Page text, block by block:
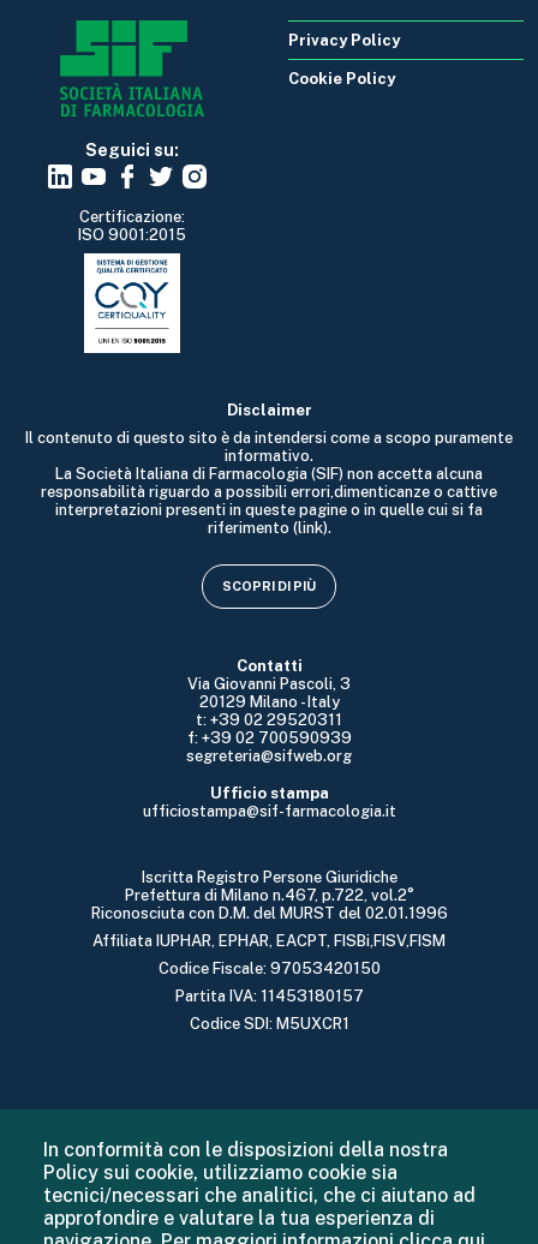
Seguici su:
Certificazione:
ISO 9001:2015
Contatti
Via Giovanni Pascoli, 3
20129 Milano - Italy
t: +39 02 29520311
f: +39 02 700590939
segreteria@sifweb.org
Ufficio stampa
ufficiostampa@sif-farmacologia.it
Iscritta Registro Persone Giuridiche
Prefettura di Milano n.467, p.722, vol.2°
Riconosciuta con D.M. del MURST del 02.01.1996
Affiliata IUPHAR, EPHAR, EACPT, FISBi,FISV,FISM
Codice Fiscale: 97053420150
Partita IVA: 11453180157
Codice SDI: M5UXCR1
Disclaimer
Il contenuto di questo sito è da intendersi come a scopo puramente
informativo.
La Società Italiana di Farmacologia (SIF) non accetta alcuna
responsabilità riguardo a possibili errori,dimenticanze o cattive
interpretazioni presenti in queste pagine o in quelle cui si fa
riferimento (link).
SCOPRI DI PIÙ
Privacy Policy
Cookie Policy
In conformità con le disposizioni della nostra
Policy sui cookie, utilizziamo cookie sia
tecnici/necessari che analitici, che ci aiutano ad
approfondire e valutare la tua esperienza di